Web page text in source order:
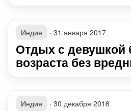
Индия · 31 января 2017
Отдых с девушкой
возраста без
Индия · 30 декабря 2016